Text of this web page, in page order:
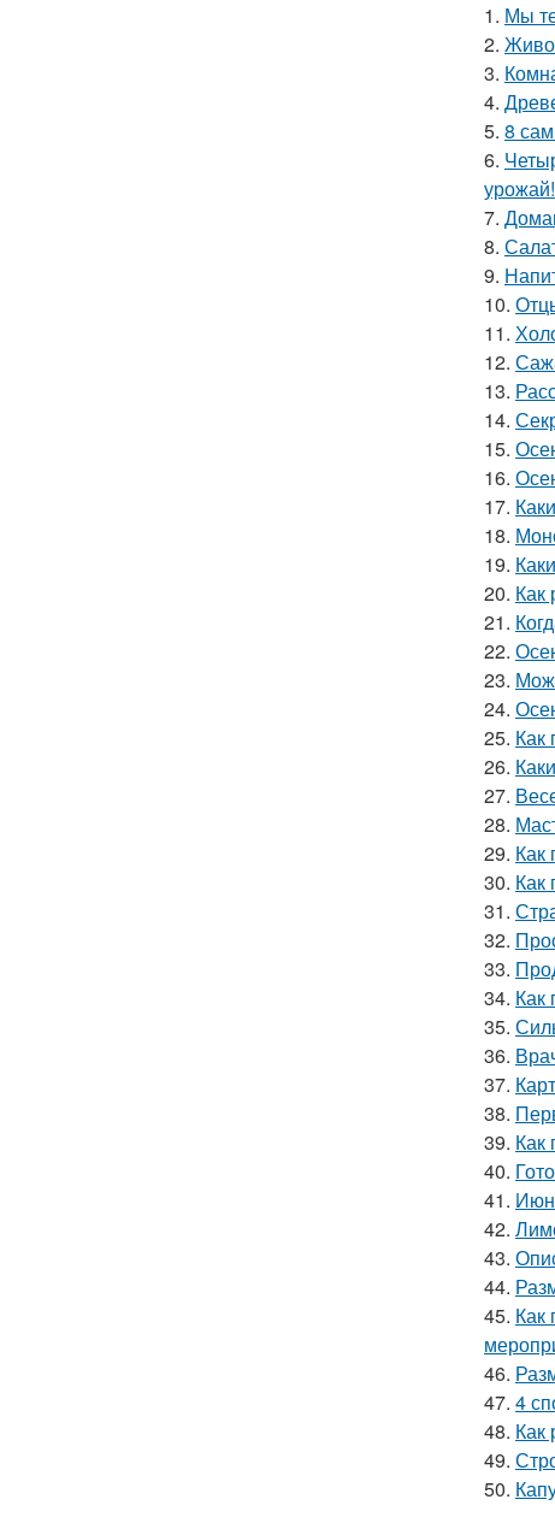
1. Мы
2.
3.
4.
5. 8
6.
урожай!
7.
8.
9.
10.
11.
12.
13.
14.
15.
16.
17.
18.
19.
20. Как
21.
22.
23.
24.
25. Как
26.
27.
28.
29. Как
30. Как
31.
32.
33.
34. Как
35.
36.
37.
38.
39. Как
40.
41.
42.
43.
44.
45. Как
46.
47. 4
48. Как
49.
50.